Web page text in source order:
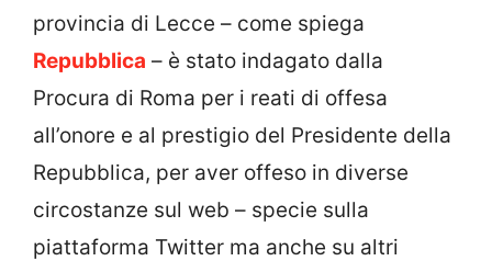
provincia di Lecce – come spiega
Repubblica – è stato indagato dalla
Procura di Roma per i reati di offesa
all’onore e al prestigio del Presidente della
Repubblica, per aver offeso in diverse
circostanze sul web – specie sulla
piattaforma Twitter ma anche su altri